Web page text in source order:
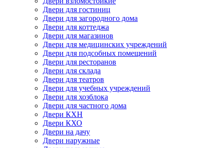
Двери для гостиниц
Двери для загородного дома
Двери для коттеджа
Двери для магазинов
Двери для медицинских учреждений
Двери для подсобных помещений
Двери для ресторанов
Двери для склада
Двери для театров
Двери для учебных учреждений
Двери для хозблока
Двери для частного дома
Двери КХН
Двери КХО
Двери на дачу
Двери наружные